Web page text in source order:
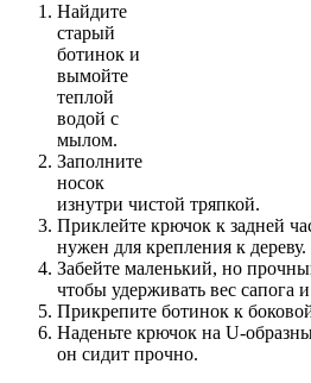
Найдите
старый
ботинок и
вымойте
теплой
водой с
мылом.
Заполните
носок
изнутри чистой тряпкой.
Приклейте крючок к задней
нужен для крепления к дереву.
Забейте маленький, но
чтобы удерживать вес сапога
Прикрепите ботинок к
Наденьте крючок на U-
он сидит прочно.